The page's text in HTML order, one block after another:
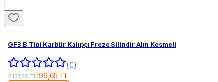
GFB B Tipi Karbür Kalıpçı Freze Silindir Alın Kesmeli
(0)
2.137,50 TL196,65 TL